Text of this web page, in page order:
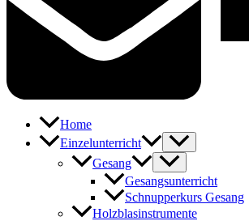
Home
Einzelunterricht
Gesang
Gesangsunterricht
Schnupperkurs Gesang
Holzblasinstrumente